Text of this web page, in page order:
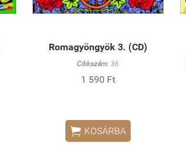
Romagyöngyök 3. (CD)
Cikkszám: 36
1 590 Ft
 KOSÁRBA